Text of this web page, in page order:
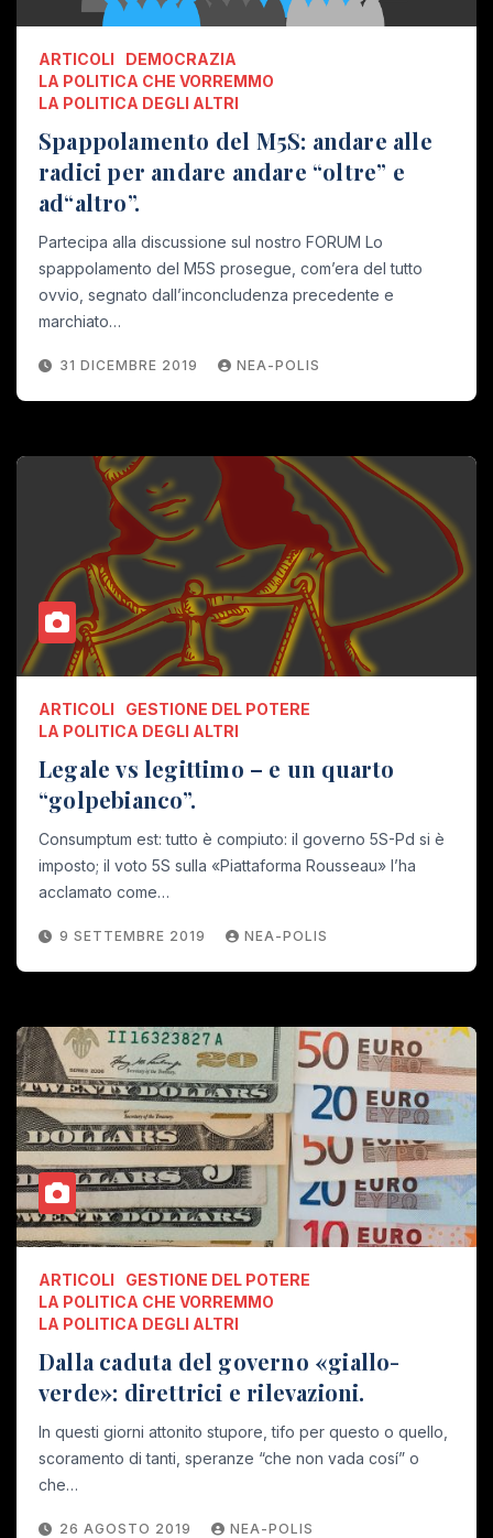
ARTICOLI
DEMOCRAZIA
LA POLITICA CHE VORREMMO
LA POLITICA DEGLI ALTRI
Spappolamento del M5S: andare alle
radici per andare andare “oltre” e
ad“altro”.
Partecipa alla discussione sul nostro FORUM Lo
spappolamento del M5S prosegue, com’era del tutto
ovvio, segnato dall’inconcludenza precedente e
marchiato…
31 DICEMBRE 2019 NEA-POLIS
ARTICOLI
GESTIONE DEL POTERE
LA POLITICA DEGLI ALTRI
Legale vs legittimo – e un quarto
“golpebianco”.
Consumptum est: tutto è compiuto: il governo 5S-Pd si è
imposto; il voto 5S sulla «Piattaforma Rousseau» l’ha
acclamato come…
9 SETTEMBRE 2019 NEA-POLIS
ARTICOLI
GESTIONE DEL POTERE
LA POLITICA CHE VORREMMO
LA POLITICA DEGLI ALTRI
Dalla caduta del governo «giallo-
verde»: direttrici e rilevazioni.
In questi giorni attonito stupore, tifo per questo o quello,
scoramento di tanti, speranze “che non vada cosí” o
che…
26 AGOSTO 2019 NEA-POLIS